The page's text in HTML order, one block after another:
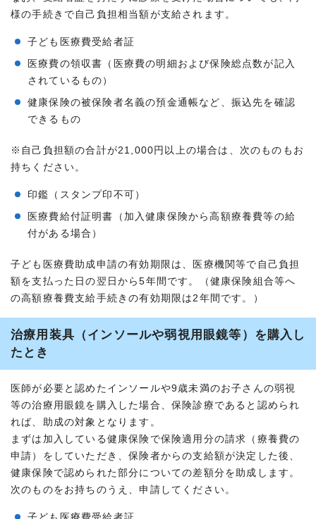
様の手続きで自己負担相当額が支給されます。
子ども医療費受給者証
医療費の領収書（医療費の明細および保険総点数が記入
されているもの）
健康保険の被保険者名義の預金通帳など、振込先を確認
できるもの
※自己負担額の合計が21,000円以上の場合は、次のものもお
持ちください。
印鑑（スタンプ印不可）
医療費給付証明書（加入健康保険から高額療養費等の給
付がある場合）
子ども医療費助成申請の有効期限は、医療機関等で自己負担
額を支払った日の翌日から5年間です。（健康保険組合等へ
の高額療養費支給手続きの有効期限は2年間です。）
治療用装具（インソールや弱視用眼鏡等）を購入し
たとき
医師が必要と認めたインソールや9歳未満のお子さんの弱視
等の治療用眼鏡を購入した場合、保険診療であると認められ
れば、助成の対象となります。
まずは加入している健康保険で保険適用分の請求（療養費の
申請）をしていただき、保険者からの支給額が決定した後、
健康保険で認められた部分についての差額分を助成します。
次のものをお持ちのうえ、申請してください。